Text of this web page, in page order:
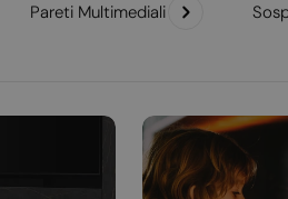
Pareti Multimediali